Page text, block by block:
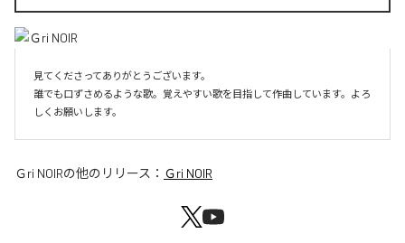
見てくださってありがとうございます。
誰でも口ずさめるような歌。覚えやすい歌を目指して作曲しています。よろ
しくお願いします。
Ｇri NOIRの他のリリース： Ｇri NOIR